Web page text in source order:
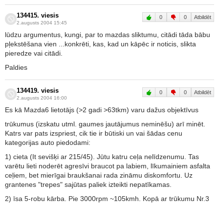
134415. viesis
2.augusts 2004 15:45
0 0 Atbildēt
lūdzu argumentus, kungi, par to mazdas sliktumu, citādi tāda bābu
pļekstēšana vien ...konkrēti, kas, kad un kāpēc ir noticis, slikta
pieredze vai citādi.
Paldies
134419. viesis
2.augusts 2004 16:00
0 0 Atbildēt
Es kā Mazda6 lietotājs (>2 gadi >63tkm) varu dažus objektīvus
trūkumus (izskatu utml. gaumes jautājumus neminēšu) arī minēt.
Katrs var pats izspriest, cik tie ir būtiski un vai šādas cenu
kategorijas auto piedodami:
1) cieta (It sevišķi ar 215/45). Jūtu katru ceļa nelīdzenumu. Tas
varētu lieti noderēt agresīvi braucot pa labiem, līkumainiem asfalta
ceļiem, bet mierīgai braukšanai rada zināmu diskomfortu. Uz
grantenes "trepes" sajūtas paliek izteikti nepatīkamas.
2) īsa 5-robu kārba. Pie 3000rpm ~105kmh. Kopā ar trūkumu Nr.3